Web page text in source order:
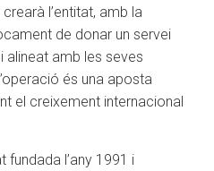
l’entitat, amb la
de donar un servei
alineat amb les seves
és una aposta
el creixement internacional
fundada l’any 1991 i